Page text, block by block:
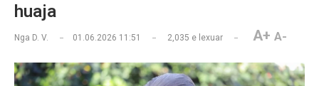
huaja
Nga D. V. 01.06.2026 11:51 2,035 e lexuar A+ A-